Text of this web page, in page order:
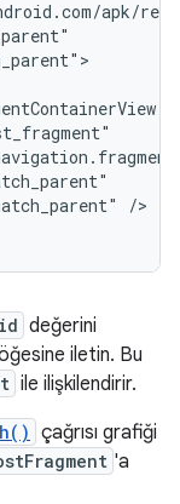
/>
id değerini
iletin. Bu
ile ilişkilendirir.
çağrısı grafiği
'a